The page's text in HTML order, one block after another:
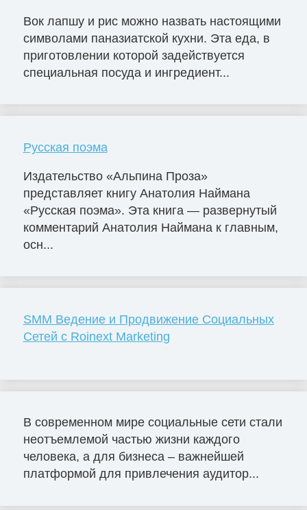
Вок лапшу и рис можно назвать настоящими
символами паназиатской кухни. Эта еда, в
приготовлении которой задействуется
специальная посуда и ингредиент...
Русская поэма
Издательство «Альпина Проза»
представляет книгу Анатолия Наймана
«Русская поэма». Эта книга — развернутый
комментарий Анатолия Наймана к главным,
осн...
SMM Ведение и Продвижение Социальных
Сетей с Roinext Marketing
В современном мире социальные сети стали
неотъемлемой частью жизни каждого
человека, а для бизнеса – важнейшей
платформой для привлечения аудитор...